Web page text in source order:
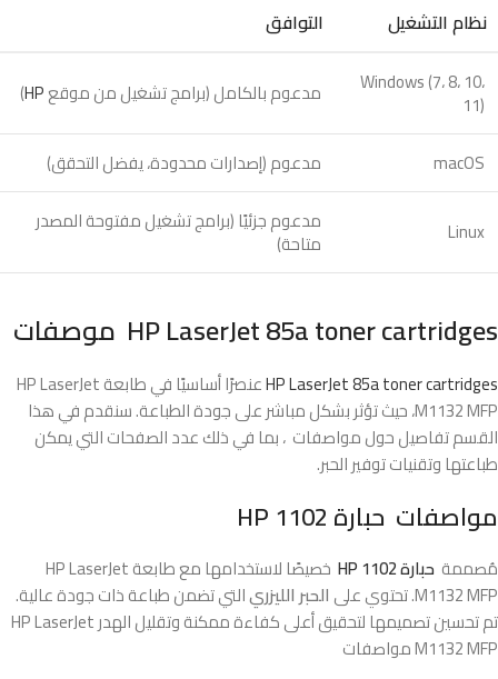
نظام التشغيل التوافق
Windows (7، 8، 10،
11) مدعوم بالكامل (برامج تشغيل من موقعHP
)
macOS مدعوم (إصدارات محدودة، يفضل التحقق)
Linux مدعوم جزئيًا (برامج تشغيل مفتوحة المصدر
متاحة)
HP LaserJet 85a toner cartridges موصفات
HP LaserJet 85a toner cartridges
عنصرًا أساسيًا في طابعة HP LaserJet
M1132 MFP، حيث تؤثر بشكل مباشر على جودة الطباعة. سنقدم في هذا
القسم تفاصيل حول مواصفات ، بما في ذلك عدد الصفحات التي يمكن
طباعتها وتقنيات توفير الحبر.
مواصفات حبارة HP 1102
مُصممة حبارة HP 1102
خصيصًا لاستخدامها مع طابعة HP LaserJet
M1132 MFP. تحتوي على
الحبر الليزريالتي تضمن طباعة ذات جودة عالية.
تم تحسين تصميمها لتحقيق أعلى كفاءة ممكنة وتقليل الهدر HP LaserJet
M1132 MFP مواصفات